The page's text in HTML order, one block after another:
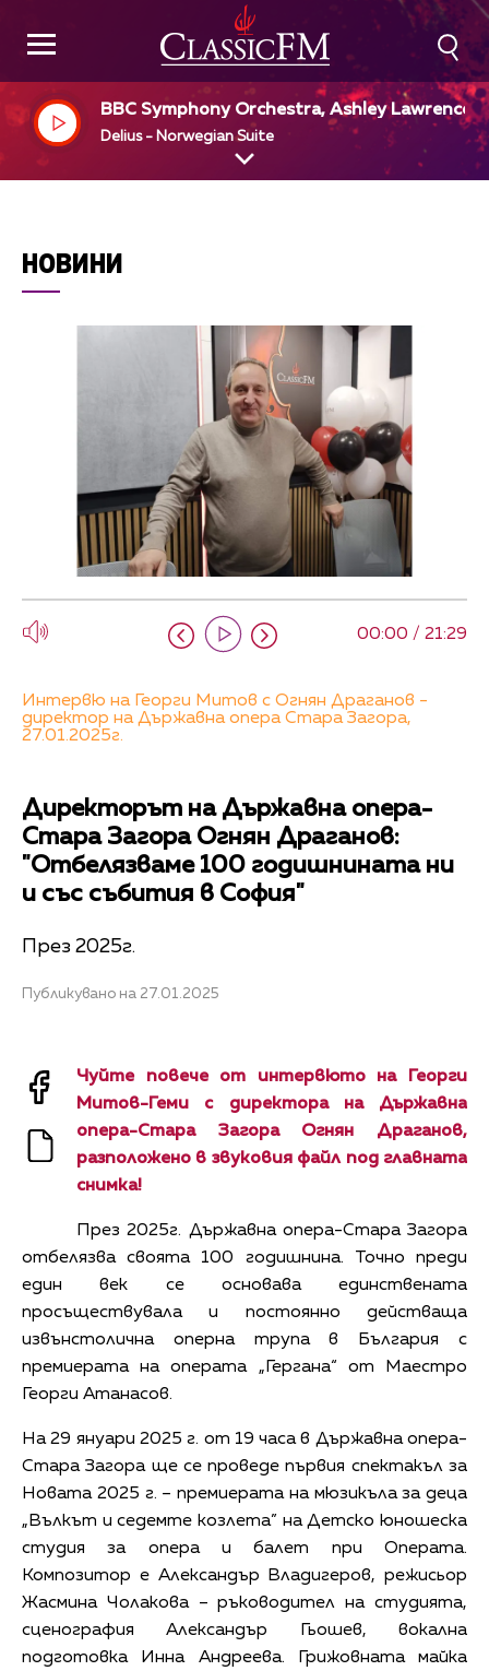
BBC Symphony Orchestra, Ashley Lawrence,
rDelius - Norwegian Suite
НОВИНИ
00:00 / 21:29
Интервю на Георги Митов с Огнян Драганов -
директор на Държавна опера Стара Загора,
27.01.2025г.
Директорът на Държавна опера-
Стара Загора Огнян Драганов:
"Отбелязваме 100 годишнината ни
и със събития в София"
През 2025г.
Публикувано на 27.01.2025
Чуйте повече от интервюто на Георги
Митов-Геми с директора на Държавна
опера-Стара Загора Огнян Драганов,
разположено в звуковия файл под главната
снимка!
През 2025г. Държавна опера-Стара Загора
отбелязва своята 100 годишнина. Точно преди
един век се основава единствената
просъществувала и постоянно действаща
извънстолична оперна трупа в България с
премиерата на операта „Гергана“ от Маестро
Георги Атанасов.
На 29 януари 2025 г. от 19 часа в Държавна опера-
Стара Загора ще се проведе първия спектакъл за
Новата 2025 г. – премиерата на мюзикъла за деца
„Вълкът и седемте козлета” на Детско юношеска
студия за опера и балет при Операта.
Композитор е Александър Владигеров, режисьор
Жасмина Чолакова – ръководител на студията,
сценография Александър Гьошев, вокална
подготовка Инна Андреева. Грижовната майка